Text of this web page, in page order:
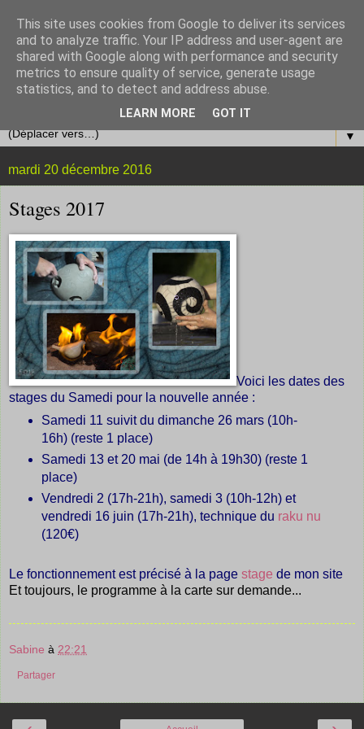
▼
mardi 20 décembre 2016
Stages 2017
Voici les dates des
stages du Samedi pour la nouvelle année :
Samedi 11 suivit du dimanche 26 mars (10h-
16h) (reste 1 place)
Samedi 13 et 20 mai (de 14h à 19h30) (reste 1
place)
Vendredi 2 (17h-21h), samedi 3 (10h-12h) et
vendredi 16 juin (17h-21h), technique du raku nu
(120€)
Le fonctionnement est précisé à la page stage de mon site
Et toujours, le programme à la carte sur demande...
Sabine à 22:21
Partager
This site uses cookies from Google to deliver its services
and to analyze traffic. Your IP address and user-agent are
shared with Google along with performance and security
metrics to ensure quality of service, generate usage
statistics, and to detect and address abuse.
LEARN MORE GOT IT